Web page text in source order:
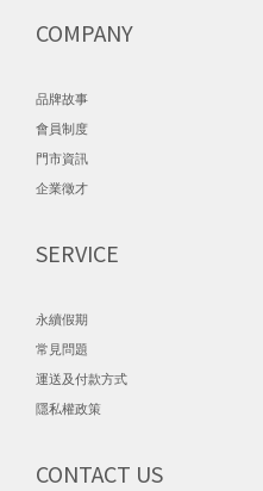
COMPANY
品牌故事
會員制度
門市資訊
企業徵才
SERVICE
永續假期
常見問題
運送及付款方式
隱私權政策
CONTACT US